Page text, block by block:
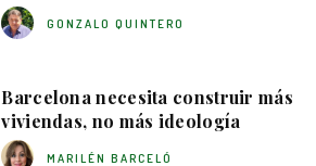
GONZALO QUINTERO
Barcelona necesita construir más
viviendas, no más ideología
MARILÉN BARCELÓ